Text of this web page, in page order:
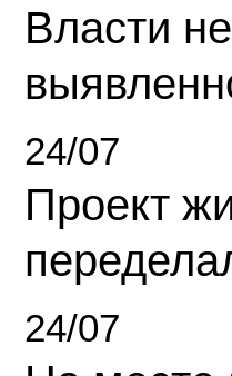
Власти
24/07
Проект
24/07